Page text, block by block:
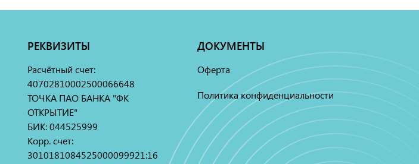
РЕКВИЗИТЫ
Расчётный счет:
40702810002500066648
ТОЧКА ПАО БАНКА "ФК
ОТКРЫТИЕ"
БИК: 044525999
Корр. счет:
3010181084525000099921:16
ДОКУМЕНТЫ
Оферта
Политика конфиденциальности